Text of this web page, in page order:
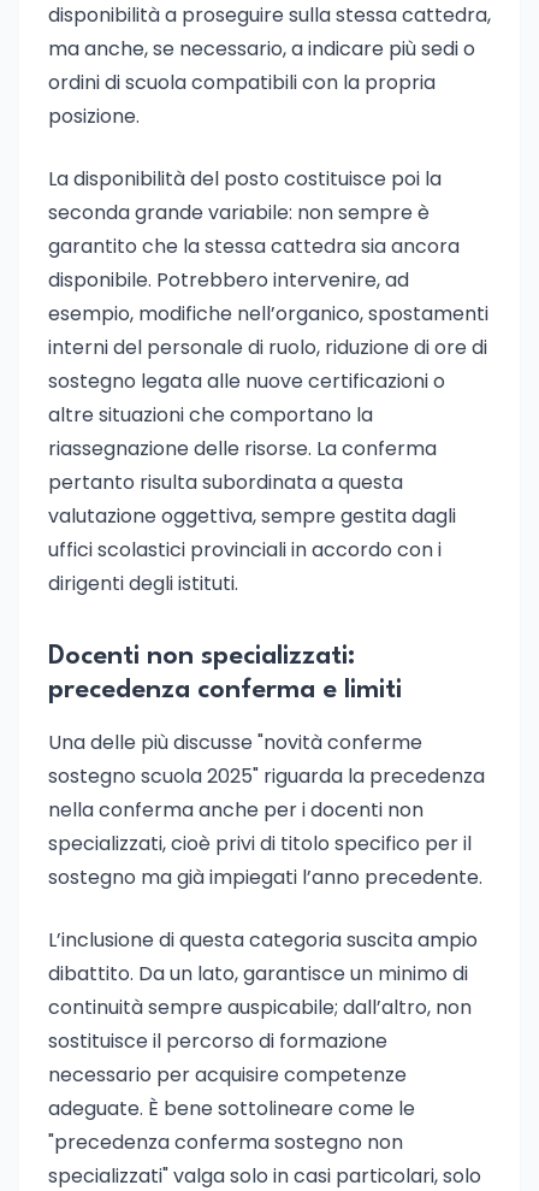
disponibilità a proseguire sulla stessa cattedra,
ma anche, se necessario, a indicare più sedi o
ordini di scuola compatibili con la propria
posizione.
La disponibilità del posto costituisce poi la
seconda grande variabile: non sempre è
garantito che la stessa cattedra sia ancora
disponibile. Potrebbero intervenire, ad
esempio, modifiche nell’organico, spostamenti
interni del personale di ruolo, riduzione di ore di
sostegno legata alle nuove certificazioni o
altre situazioni che comportano la
riassegnazione delle risorse. La conferma
pertanto risulta subordinata a questa
valutazione oggettiva, sempre gestita dagli
uffici scolastici provinciali in accordo con i
dirigenti degli istituti.
Docenti non specializzati:
precedenza conferma e limiti
Una delle più discusse "novità conferme
sostegno scuola 2025" riguarda la precedenza
nella conferma anche per i docenti non
specializzati, cioè privi di titolo specifico per il
sostegno ma già impiegati l’anno precedente.
L’inclusione di questa categoria suscita ampio
dibattito. Da un lato, garantisce un minimo di
continuità sempre auspicabile; dall’altro, non
sostituisce il percorso di formazione
necessario per acquisire competenze
adeguate. È bene sottolineare come le
"precedenza conferma sostegno non
specializzati" valga solo in casi particolari, solo